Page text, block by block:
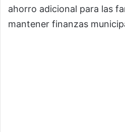
ahorro adicional para las
mantener finanzas